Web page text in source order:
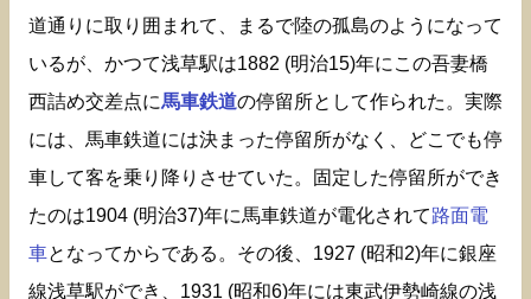
道通りに取り囲まれて、まるで陸の孤島のようになって
いるが、かつて浅草駅は1882 (明治15)年にこの吾妻橋
西詰め交差点に馬車鉄道の停留所として作られた。実際
には、馬車鉄道には決まった停留所がなく、どこでも停
車して客を乗り降りさせていた。固定した停留所ができ
たのは1904 (明治37)年に馬車鉄道が電化されて路面電
車となってからである。その後、1927 (昭和2)年に銀座
線浅草駅ができ、1931 (昭和6)年には東武伊勢崎線の浅